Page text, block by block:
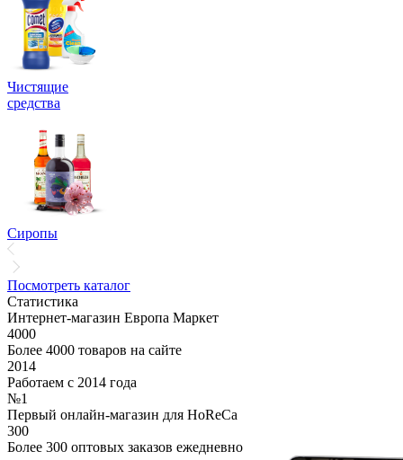
Чистящие
средства
Сиропы
Посмотреть каталог
Статистика
Интернет-магазин Европа Маркет
4000
Более 4000 товаров на сайте
2014
Работаем с 2014 года
№1
Первый онлайн-магазин для HoReCa
300
Более 300 оптовых заказов ежедневно